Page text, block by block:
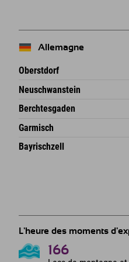
Allemagne
Oberstdorf
An der Breitach 3
Allemagne
Neuschwanstein
An der Riese 45
87484 Nesselwang im Allgäu
Allemagne
Berchtesgaden
Hofreitstr. 7
Allemagne
Garmisch
Frickenstraße 22
82490 Farchant
Bayrischzell
L'heure des moments
166